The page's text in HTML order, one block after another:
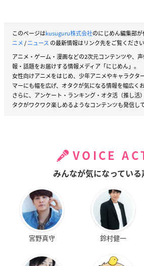
このページはkusuguru株式会社のにじめん編集部が
ニメ/ニュース の最新情報はリンク先をご覧ください
アニメ・ゲーム・漫画などの2次元コンテンツや、
報・話題をお届けする情報メディア「にじめん」。
女性向けアニメをはじめ、少年アニメやキャラクタ
マーにも幅を広げ、オタクが気になる情報を幅広く
さらに、アンケート・ランキング・オタ活（推し活
タクがワクワク楽しめるようなコンテンツも発信して
VOICE
みんなが気になっている
宮野真守 鈴村健一